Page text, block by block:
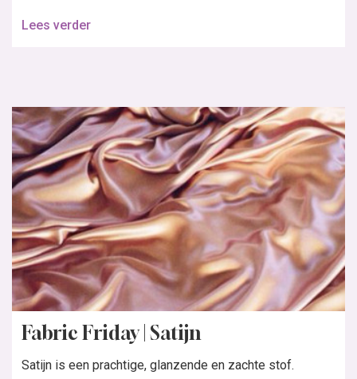
Lees verder
Fabric Friday | Satijn
Satijn is een prachtige, glanzende en zachte stof.